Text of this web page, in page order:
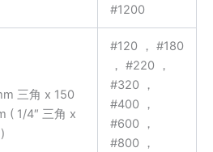
#1200
三角 x 150
( 1/4″ 三角 x
#120 ， #180
， #220 ，
#320 ，
#400 ，
#600 ，
#800 ，